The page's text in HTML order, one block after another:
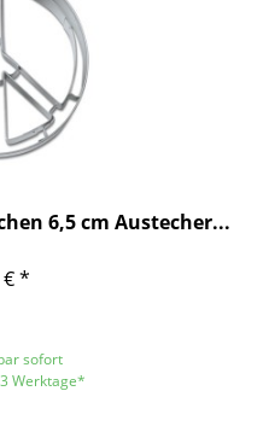
6,5 cm Austecher...
€ *
sofort
Werktage*